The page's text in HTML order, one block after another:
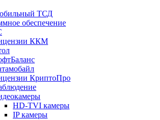
ТСД
обеспечение
ККМ
КриптоПро
HD-TVI камеры
IP камеры